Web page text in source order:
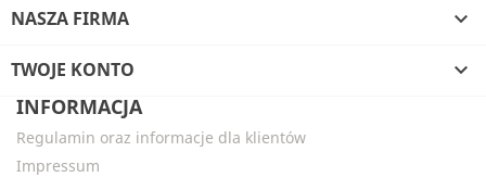
NASZA FIRMA 
TWOJE KONTO

INFORMACJA
Regulamin oraz informacje dla klientów
Impressum